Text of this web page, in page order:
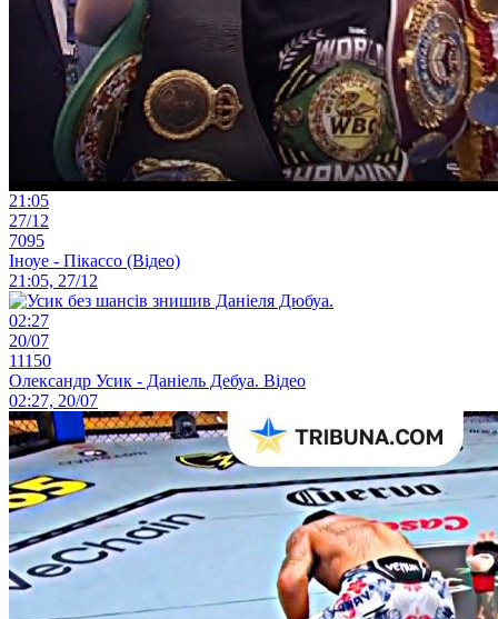
21:05
27/12
7095
Іноуе - Пікассо (Відео)
21:05, 27/12
02:27
20/07
11150
Олександр Усик - Даніель Дебуа. Відео
02:27, 20/07